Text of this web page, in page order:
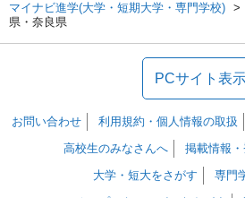
マイナビ進学(大学・短期大学・専門学校)
県・奈良県
PCサイト表
お問い合わせ 利用規約・個人情報の取扱
高校生のみなさんへ
掲載情報
大学・短大をさがす
専門